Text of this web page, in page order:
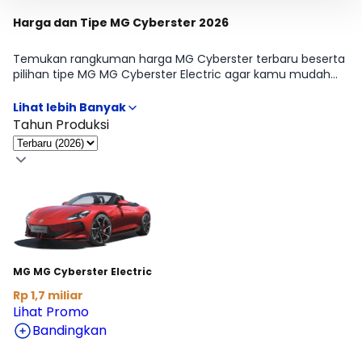
Harga dan Tipe MG Cyberster 2026
Temukan rangkuman harga MG Cyberster terbaru beserta
pilihan tipe MG MG Cyberster Electric agar kamu mudah
sertakan informasi OTR lintas kota serta opsi cicilan supaya
proses memilih tipe MG Cyberster paling pas jadi lebih
cepat. Butuh rincian tabel per varian? Lanjut ke halaman
Harga & Varian.
Tahun Produksi
MG MG Cyberster Electric
Rp 1,7 miliar
Lihat Promo
Bandingkan